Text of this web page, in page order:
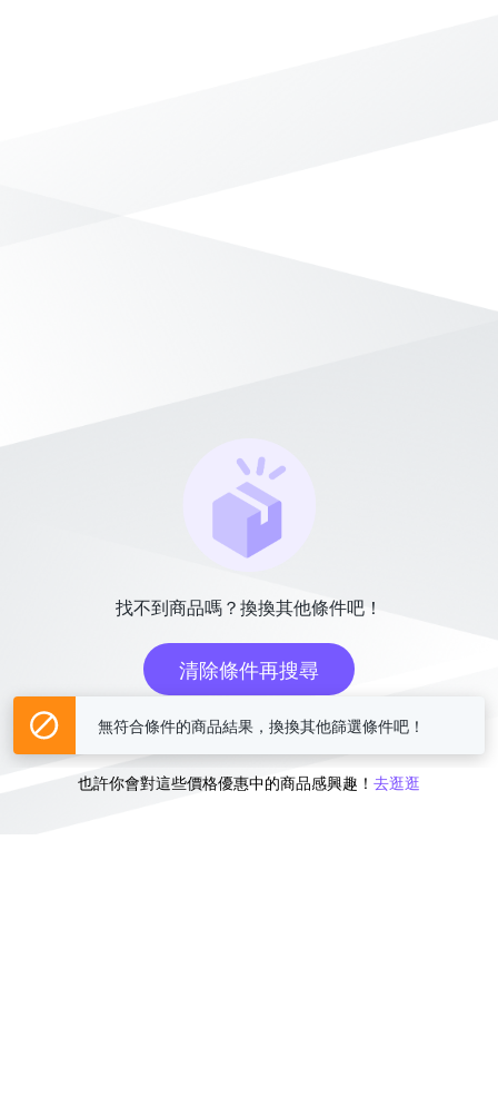
找不到商品嗎？換換其他條件吧！
清除條件再搜尋
或
也許你會對這些價格優惠中的商品感興趣！ 去逛逛
無符合條件的商品結果，換換其他篩選條件吧！